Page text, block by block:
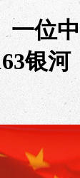
一位中
银河